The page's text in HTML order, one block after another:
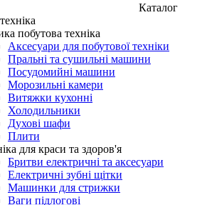
Каталог
побутова техніка
Аксесуари для побутової техніки
Пральні та сушильні машини
Посудомийні машини
Морозильні камери
Витяжки кухонні
Холодильники
Духові шафи
Плити
для краси та здоров'я
Бритви електричні та аксесуари
Електричні зубні щітки
Машинки для стрижки
Ваги підлогові